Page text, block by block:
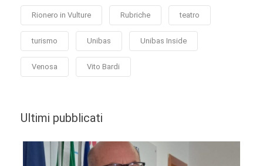
Rionero in Vulture Rubriche teatro
turismo Unibas Unibas Inside
Venosa Vito Bardi
Ultimi pubblicati